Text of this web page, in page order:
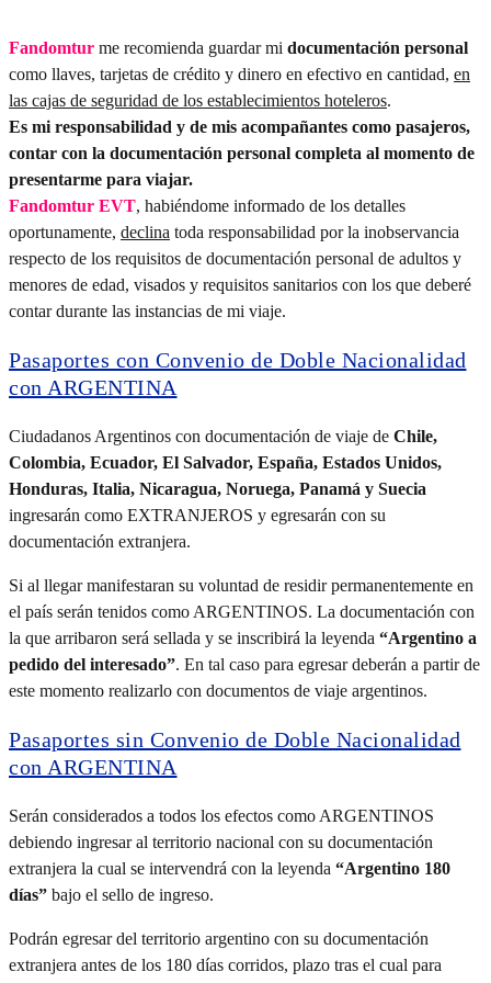
Fandomtur me recomienda guardar mi documentación personal
como llaves, tarjetas de crédito y dinero en efectivo en cantidad, en
las cajas de seguridad de los establecimientos hoteleros.
Es mi responsabilidad y de mis acompañantes como pasajeros,
contar con la documentación personal completa al momento de
presentarme para viajar.
Fandomtur EVT, habiéndome informado de los detalles
oportunamente, declina toda responsabilidad por la inobservancia
respecto de los requisitos de documentación personal de adultos y
menores de edad, visados y requisitos sanitarios con los que deberé
contar durante las instancias de mi viaje.
Pasaportes con Convenio de Doble Nacionalidad
con ARGENTINA
Ciudadanos Argentinos con documentación de viaje de Chile,
Colombia, Ecuador, El Salvador, España, Estados Unidos,
Honduras, Italia, Nicaragua, Noruega, Panamá y Suecia
ingresarán como EXTRANJEROS y egresarán con su
documentación extranjera.
Si al llegar manifestaran su voluntad de residir permanentemente en
el país serán tenidos como ARGENTINOS. La documentación con
la que arribaron será sellada y se inscribirá la leyenda “Argentino a
pedido del interesado”. En tal caso para egresar deberán a partir de
este momento realizarlo con documentos de viaje argentinos.
Pasaportes sin Convenio de Doble Nacionalidad
con ARGENTINA
Serán considerados a todos los efectos como ARGENTINOS
debiendo ingresar al territorio nacional con su documentación
extranjera la cual se intervendrá con la leyenda “Argentino 180
días” bajo el sello de ingreso.
Podrán egresar del territorio argentino con su documentación
extranjera antes de los 180 días corridos, plazo tras el cual para